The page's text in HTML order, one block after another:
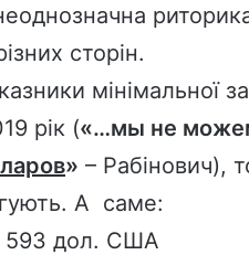
сторін.
мінімальної
рік («…мы не
» – Рабінович),
А саме:
593 дол. США